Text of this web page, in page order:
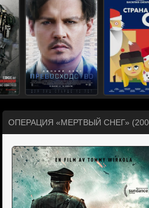
ОПЕРАЦИЯ «МЕРТВЫЙ СНЕГ»